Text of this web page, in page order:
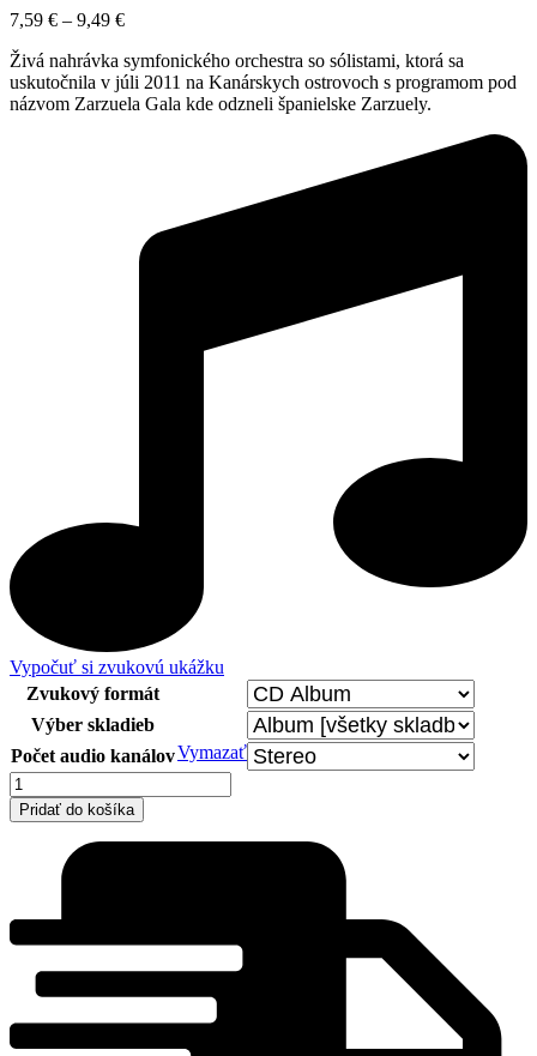
7,59 € – 9,49 €
Živá nahrávka symfonického orchestra so sólistami, ktorá sa
uskutočnila v júli 2011 na Kanárskych ostrovoch s programom pod
názvom Zarzuela Gala kde odzneli španielske Zarzuely.
Vypočuť si zvukovú ukážku
Zvukový formát
Výber skladieb
Počet audio kanálovVymazať
množstvo
Zarzuela
Gala
Pridať do košíka